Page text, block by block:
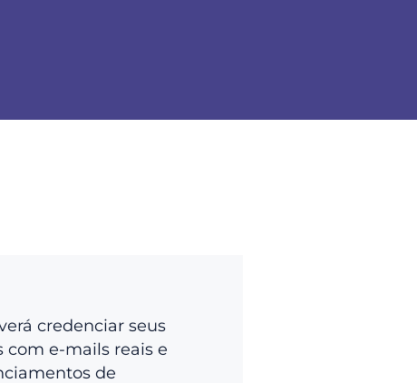
credenciar seus
com e-mails reais e
de